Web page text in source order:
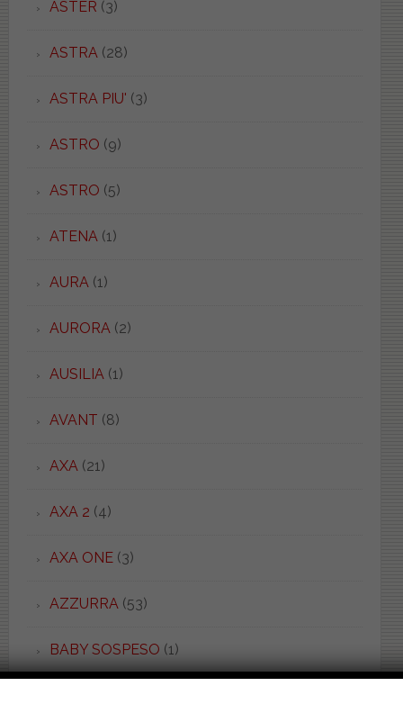
ASTER (3)
ASTRA(28)
ASTRA PIU' (3)
ASTRO (9)
ASTRO (5)
ATENA(1)
AURA(1)
AURORA(2)
AUSILIA(1)
AVANT (8)
AXA(21)
AXA 2 (4)
AXA ONE(3)
AZZURRA(53)
BABY SOSPESO (1)